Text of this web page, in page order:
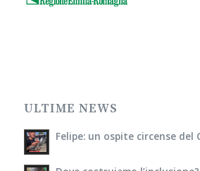
ULTIME NEWS
Felipe: un ospite circense del